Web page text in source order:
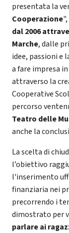
presentata la
Cooperazione
dal 2006
Marche, dalle
idee, passioni e
a fare impresa
attraverso la
Cooperative
percorso
Teatro delle
anche la
La scelta di
l’obiettivo
l'inserimento
finanziaria nei
precorrendo i
dimostrato per
parlare ai